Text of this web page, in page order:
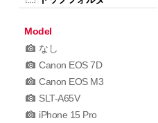
Model
なし
Canon EOS 7D
Canon EOS M3
SLT-A65V
iPhone 15 Pro